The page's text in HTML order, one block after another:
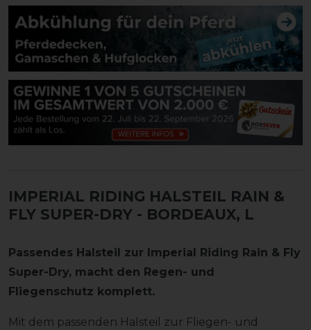
IMPERIAL RIDING HALSTEIL RAIN &
FLY SUPER-DRY - BORDEAUX, L
Passendes Halsteil zur Imperial Riding Rain & Fly
Super-Dry, macht den Regen- und
Fliegenschutz komplett.
Mit dem passenden Halsteil zur Fliegen- und